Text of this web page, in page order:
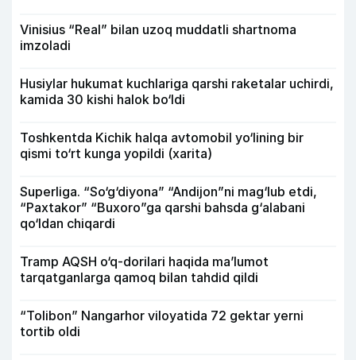
Vinisius “Real” bilan uzoq muddatli shartnoma
imzoladi
Husiylar hukumat kuchlariga qarshi raketalar uchirdi,
kamida 30 kishi halok bo‘ldi
Toshkentda Kichik halqa avtomobil yo‘lining bir
qismi to‘rt kunga yopildi (xarita)
Superliga. “So‘g‘diyona” “Andijon”ni mag‘lub etdi,
“Paxtakor” “Buxoro”ga qarshi bahsda g‘alabani
qo‘ldan chiqardi
Tramp AQSH o‘q-dorilari haqida ma’lumot
tarqatganlarga qamoq bilan tahdid qildi
“Tolibon” Nangarhor viloyatida 72 gektar yerni
tortib oldi